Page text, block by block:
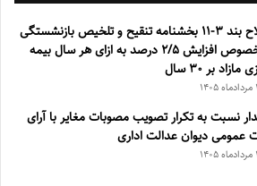
اصلاح بند ۳‏-۱۱ بخشنامه تنقیح و تلخیص بازنشستگی
در خصوص افزایش ۵‏‏‏‏‏‏‏‏‏/۲ درصد به ازای هر سال بیمه
مازاد بر ۳۰‏ سال
نسبت به تکرار تصویب مصوبات مغایر با آرای
عمومی دیوان عدالت اداری